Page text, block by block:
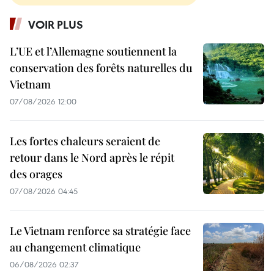
VOIR PLUS
L’UE et l’Allemagne soutiennent la
conservation des forêts naturelles du
Vietnam
07/08/2026 12:00
Les fortes chaleurs seraient de
retour dans le Nord après le répit
des orages
07/08/2026 04:45
Le Vietnam renforce sa stratégie face
au changement climatique
06/08/2026 02:37